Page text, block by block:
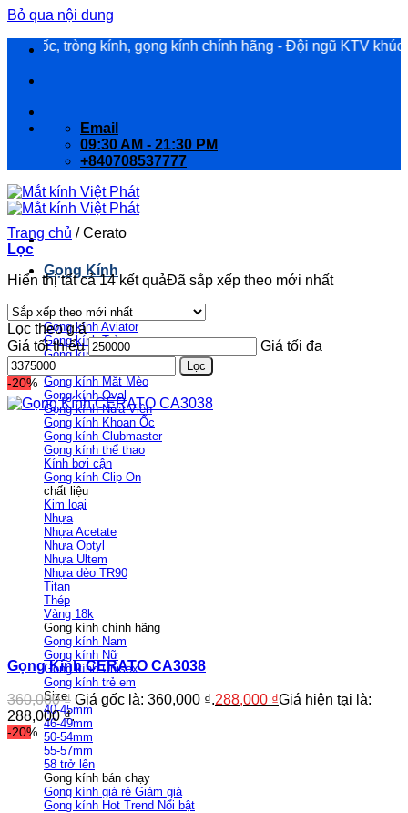
Bỏ qua nội dung
kính, gọng kính chính hãng - Đội ngũ KTV khúc xạ
Email
09:30 AM - 21:30 PM
+840708537777
Gọng Kính
Kiểu dáng
Gọng kính Aviator
Gọng kính Tròn
Gọng kính Vuông
Gọng kính Đa Giác
Gọng kính Mắt Mèo
Gọng kính Oval
Gọng kính Nửa Viền
Gọng kính Khoan Ốc
Gọng kính Clubmaster
Gọng kính thể thao
Kính bơi cận
Gọng kính Clip On
chất liệu
Kim loại
Nhựa
Nhựa Acetate
Nhựa Optyl
Nhựa Ultem
Nhựa dẻo TR90
Titan
Thép
Vàng 18k
Gọng kính chính hãng
Gọng kính Nam
Gọng kính Nữ
Gọng kính Unisex
Gọng kính trẻ em
Size
40-45mm
46-49mm
50-54mm
55-57mm
58 trở lên
Gọng kính bán chạy
Gọng kính giá rẻ
Gọng kính Hot Trend
Trang chủ /Cerato
Lọc
Hiển thị tất cả 14 kết quảĐã sắp xếp theo mới nhất
Lọc theo giá
Giá tối thiểu
Giá tối đa
Lọc
-20%
Gọng Kính CERATO CA3038
360,000₫ Giá gốc là: 360,000 ₫.288,000 ₫Giá hiện tại là:
288,000 ₫.
-20%